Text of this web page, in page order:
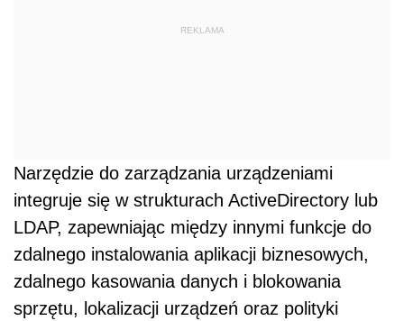
REKLAMA
Narzędzie do zarządzania urządzeniami
integruje się w strukturach ActiveDirectory lub
LDAP, zapewniając między innymi funkcje do
zdalnego instalowania aplikacji biznesowych,
zdalnego kasowania danych i blokowania
sprzętu, lokalizacji urządzeń oraz polityki